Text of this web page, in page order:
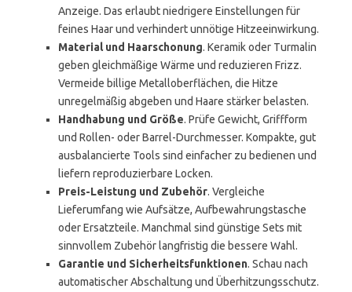
Anzeige. Das erlaubt niedrigere Einstellungen für
feines Haar und verhindert unnötige Hitzeeinwirkung.
Material und Haarschonung. Keramik oder Turmalin
geben gleichmäßige Wärme und reduzieren Frizz.
Vermeide billige Metalloberflächen, die Hitze
unregelmäßig abgeben und Haare stärker belasten.
Handhabung und Größe. Prüfe Gewicht, Griffform
und Rollen- oder Barrel-Durchmesser. Kompakte, gut
ausbalancierte Tools sind einfacher zu bedienen und
liefern reproduzierbare Locken.
Preis-Leistung und Zubehör. Vergleiche
Lieferumfang wie Aufsätze, Aufbewahrungstasche
oder Ersatzteile. Manchmal sind günstige Sets mit
sinnvollem Zubehör langfristig die bessere Wahl.
Garantie und Sicherheitsfunktionen. Schau nach
automatischer Abschaltung und Überhitzungsschutz.